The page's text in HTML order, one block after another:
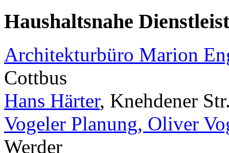
Haushaltsnahe
Architekturbüro Marion
Cottbus
Hans Härter, Knehdener
Vogeler Planung, Oliver
Werder